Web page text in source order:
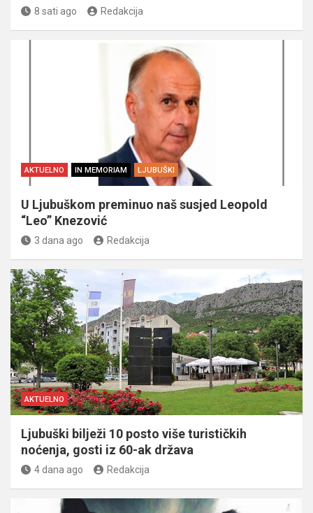
8 sati ago Redakcija
AKTUELNO IN MEMORIAM LJUBUŠKI
U Ljubuškom preminuo naš susjed Leopold
“Leo” Knezović
3 dana ago Redakcija
AKTUELNO
Ljubuški bilježi 10 posto više turističkih
noćenja, gosti iz 60-ak država
4 dana ago Redakcija